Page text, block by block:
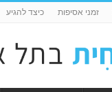
זמני אסיפות כיצד להגיע